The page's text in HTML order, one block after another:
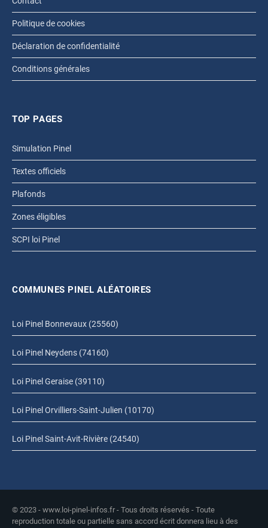
Politique de cookies
Déclaration de confidentialité
Conditions générales
TOP PAGES
Simulation Pinel
Textes officiels
Plafonds
Zones éligibles
SCPI loi Pinel
COMMUNES PINEL ALÉATOIRES
Loi Pinel Bonnevaux (25560)
Loi Pinel Neydens (74160)
Loi Pinel Geraise (39110)
Loi Pinel Orvilliers-Saint-Julien (10170)
Loi Pinel Saint-Avit-Rivière (24540)
© 2023 - www.loi-pinel-infos.fr - Tous droits réservés - Toute
reproduction totale ou partielle sans accord écrit donnera lieu à des